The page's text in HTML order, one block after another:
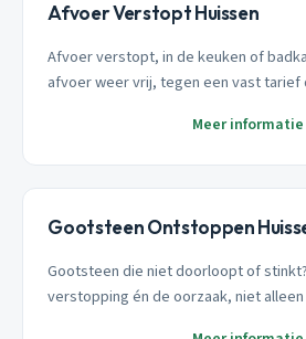
Afvoer Verstopt Huissen
Afvoer verstopt, in de keuken of
afvoer weer vrij, tegen een vast tarief
Meer informatie
Gootsteen Ontstoppen
Gootsteen die niet doorloopt of
verstopping én de oorzaak, niet